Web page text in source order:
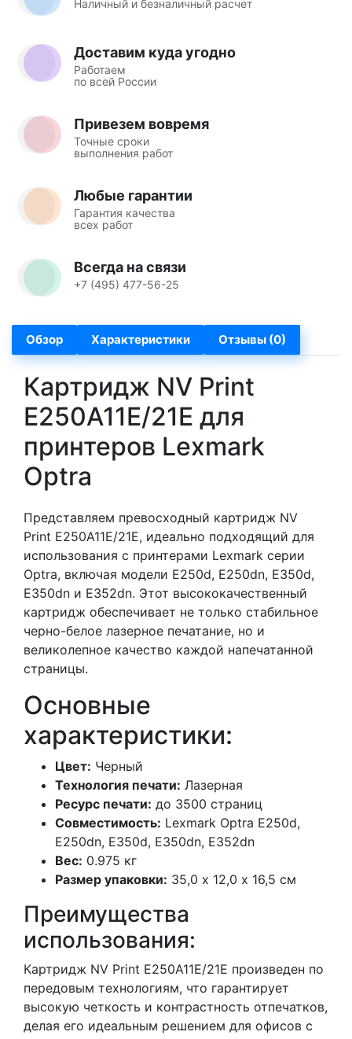
Наличный и безналичный расчет
Доставим куда угодно
Работаем
по всей России
Привезем вовремя
Точные сроки
выполнения работ
Любые гарантии
Гарантия качества
всех работ
Всегда на связи
+7 (495) 477-56-25
Обзор Характеристики Отзывы (0)
Картридж NV Print
E250A11E/21E для
принтеров Lexmark
Optra
Представляем превосходный картридж NV
Print E250A11E/21E, идеально подходящий для
использования с принтерами Lexmark серии
Optra, включая модели E250d, E250dn, E350d,
E350dn и E352dn. Этот высококачественный
картридж обеспечивает не только стабильное
черно-белое лазерное печатание, но и
великолепное качество каждой напечатанной
страницы.
Основные
характеристики:
Цвет: Черный
Технология печати: Лазерная
Ресурс печати: до 3500 страниц
Совместимость: Lexmark Optra E250d,
E250dn, E350d, E350dn, E352dn
Вес: 0.975 кг
Размер упаковки: 35,0 х 12,0 х 16,5 см
Преимущества
использования:
Картридж NV Print E250A11E/21E произведен по
передовым технологиям, что гарантирует
высокую четкость и контрастность отпечатков,
делая его идеальным решением для офисов с